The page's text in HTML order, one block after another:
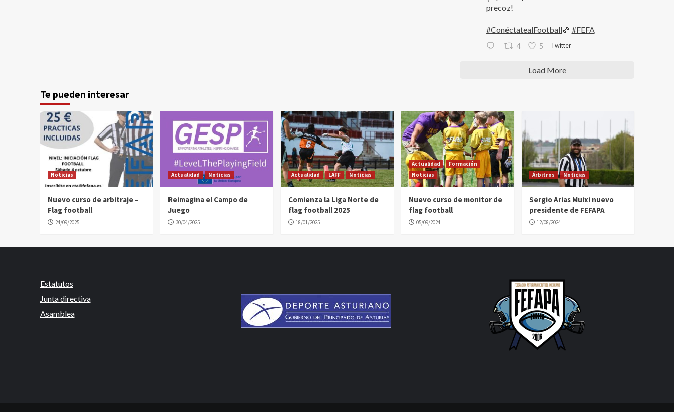
precoz!
#ConéctatealFootball🏈 #FEFA
4 5 Twitter
Load More
Te pueden interesar
Noticias
Nuevo curso de arbitraje –
Flag football
24/09/2025
Actualidad Noticias
Reimagina el Campo de
Juego
30/04/2025
Actualidad LAFF Noticias
Comienza la Liga Norte de
flag football 2025
18/01/2025
Actualidad
Formación
Noticias
Nuevo curso de monitor de
flag football
05/09/2024
Árbitros Noticias
Sergio Arias Muixi nuevo
presidente de FEFAPA
12/08/2024
Estatutos
Junta directiva
Asamblea